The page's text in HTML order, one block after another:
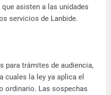
asisten a las unidades
servicios de Lanbide.
para trámites de audiencia,
cuales la ley ya aplica el
ordinario. Las sospechas